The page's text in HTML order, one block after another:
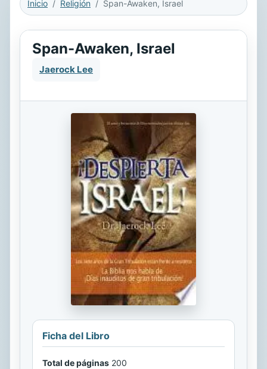
Inicio Religión Span-Awaken, Israel
Span-Awaken, Israel
Jaerock Lee
Ficha del Libro
Total de páginas 200